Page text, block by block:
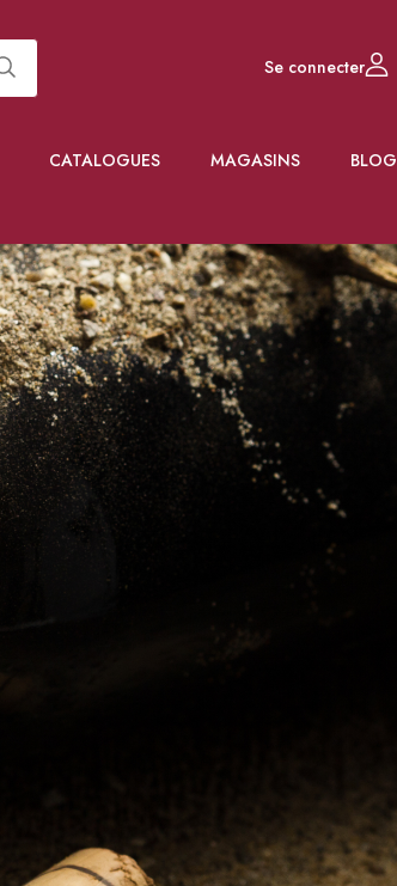
Se connecter
CATALOGUES MAGASINS BLOG